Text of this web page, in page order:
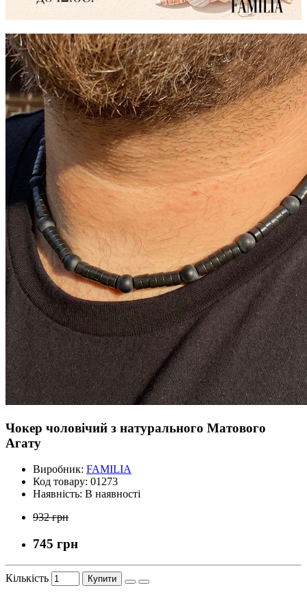
Чокер чоловічий з натурального Матового
Агату
Виробник: FAMILIA
Код товару: 01273
Наявність: В наявності
932 грн
745 грн
Кількість Купити